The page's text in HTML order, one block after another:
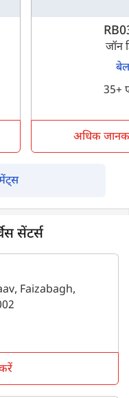
जॉन
35+
अधिक
सेंटर्स
Faizabagh,